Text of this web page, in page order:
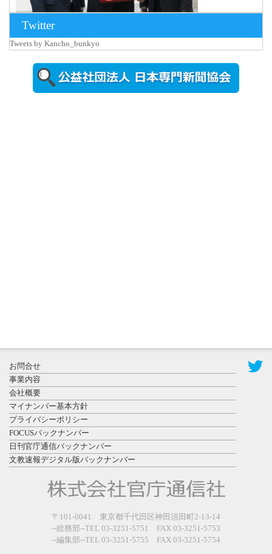
2026年8月5日
更新
農工大で大
登録有形文
化財となっ
た東北大植
物園八...
日更新
県警等と大
規模災害時
Twitter
Tweets by Kancho_bunkyo
お問合せ
事業内容
会社概要
マイナンバー基本方針
プライバシーポリシー
FOCUSバックナンバー
日刊官庁通信バックナンバー
文教速報デジタル版バックナンバー
〒101-0041 東京都千代田区神田須田町2-13-14
--総務部--TEL 03-3251-5751 FAX 03-3251-5753
--編集部--TEL 03-3251-5755 FAX 03-3251-5754